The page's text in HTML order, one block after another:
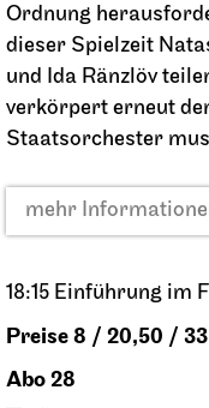
Ordnung
dieser Spielzeit
und Ida Ränzlöv
verkörpert erneut
Staatsorchester
mehr
18:15 Einführung im
Preise 8 / 20,50 /
Abo 28
18:00
Staatsoper Stuttgart